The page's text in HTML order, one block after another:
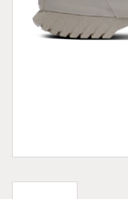
Vêtements